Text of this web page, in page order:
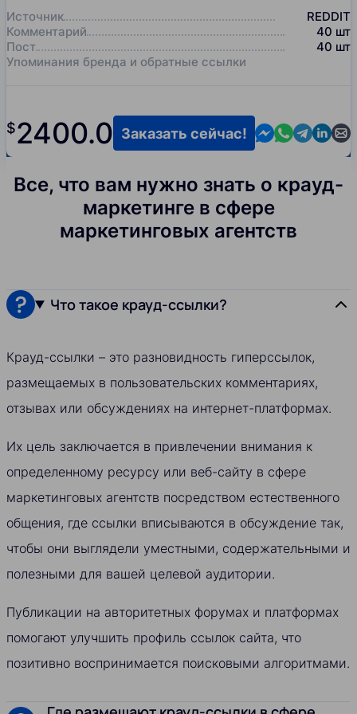
Источник
REDDIT
Комментарий
40 шт
Пост
40 шт
Упоминания бренда и обратные ссылки
$2400.0 Contact us in
Contact us
Contact
Заказать сейчас!
Все, что вам нужно знать о крауд-
маркетинге в сфере
маркетинговых агентств
Что такое крауд-ссылки?
Крауд-ссылки – это разновидность гиперссылок,
размещаемых в пользовательских комментариях,
отзывах или обсуждениях на интернет-платформах.
Их цель заключается в привлечении внимания к
определенному ресурсу или веб-сайту в сфере
маркетинговых агентств посредством естественного
общения, где ссылки вписываются в обсуждение так,
чтобы они выглядели уместными, содержательными и
полезными для вашей целевой аудитории.
Публикации на авторитетных форумах и платформах
помогают улучшить профиль ссылок сайта, что
позитивно воспринимается поисковыми алгоритмами.